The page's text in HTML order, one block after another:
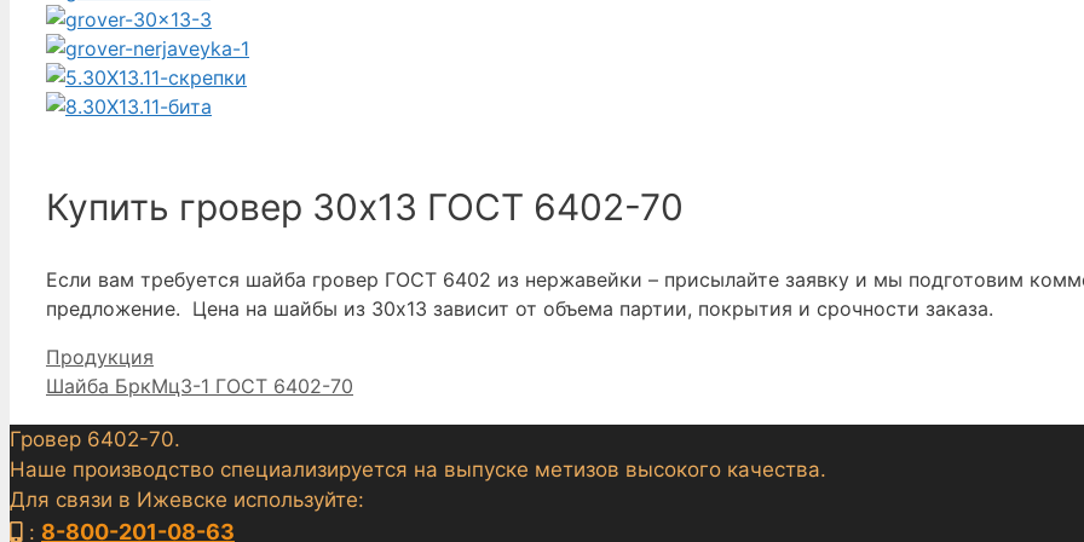
Купить гровер 30х13 ГОСТ 6402-70
Если вам требуется шайба гровер ГОСТ 6402 из нержавейки – присылайте заявку и мы подготовим
предложение. Цена на шайбы из 30х13 зависит от объема партии, покрытия и срочности заказа.
Рубрики
Продукция
Шайба БркМц3-1 ГОСТ 6402-70
Гровер 6402-70.
Наше производство специализируется на выпуске метизов высокого качества.
Для связи в Ижевске используйте:
: 8-800-201-08-63